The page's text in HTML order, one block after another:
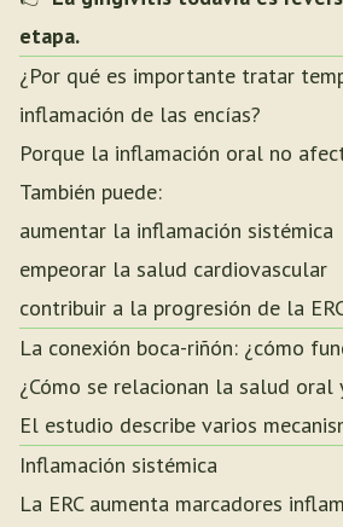
etapa.
¿Por qué es importante tratar
inflamación de las encías?
Porque la inflamación oral no
También puede:
aumentar la inflamación sistémica
empeorar la salud cardiovascular
contribuir a la progresión de la
La conexión boca-riñón: ¿cómo
¿Cómo se relacionan la salud oral
El estudio describe varios
Inflamación sistémica
La ERC aumenta marcadores